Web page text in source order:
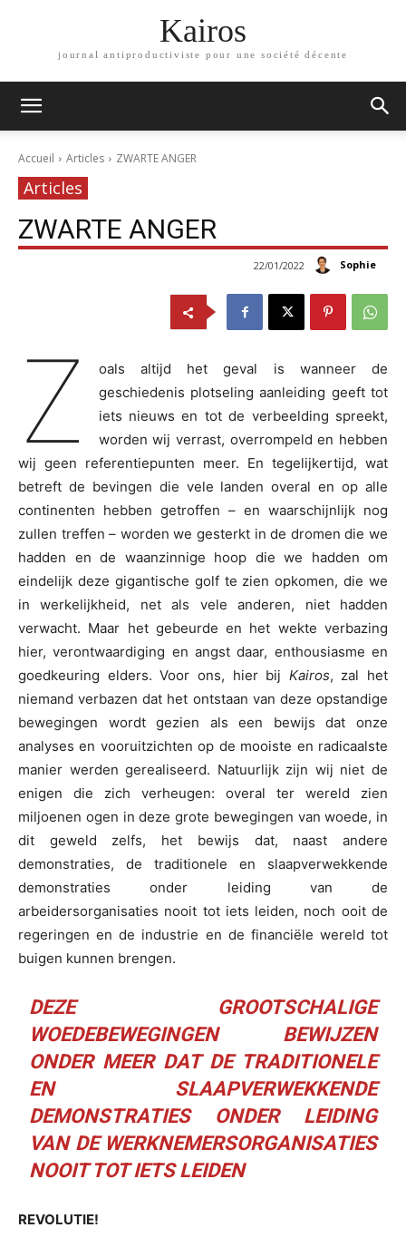
Kairos
journal antiproductiviste pour une société décente
Accueil Articles ZWARTE ANGER
Articles
ZWARTE ANGER
Sophie
22/01/2022
Z
oals altijd het geval is wanneer de
geschiedenis plotseling aanleiding geeft tot
iets nieuws en tot de verbeelding spreekt,
worden wij verrast, overrompeld en hebben
wij geen referentiepunten meer. En tegelijkertijd, wat
betreft de bevingen die vele landen overal en op alle
continenten hebben getroffen – en waarschijnlijk nog
zullen treffen – worden we gesterkt in de dromen die we
hadden en de waanzinnige hoop die we hadden om
eindelijk deze gigantische golf te zien opkomen, die we
in werkelijkheid, net als vele anderen, niet hadden
verwacht. Maar het gebeurde en het wekte verbazing
hier, verontwaardiging en angst daar, enthousiasme en
goedkeuring elders. Voor ons, hier bij Kairos, zal het
niemand verbazen dat het ontstaan van deze opstandige
bewegingen wordt gezien als een bewijs dat onze
analyses en vooruitzichten op de mooiste en radicaalste
manier werden gerealiseerd. Natuurlijk zijn wij niet de
enigen die zich verheugen: overal ter wereld zien
miljoenen ogen in deze grote bewegingen van woede, in
dit geweld zelfs, het bewijs dat, naast andere
demonstraties, de traditionele en slaapverwekkende
demonstraties onder leiding van de
arbeidersorganisaties nooit tot iets leiden, noch ooit de
regeringen en de industrie en de financiële wereld tot
buigen kunnen brengen.
DEZE GROOTSCHALIGE
WOEDEBEWEGINGEN BEWIJZEN
ONDER MEER DAT DE TRADITIONELE
EN SLAAPVERWEKKENDE
DEMONSTRATIES ONDER LEIDING
VAN DE WERKNEMERSORGANISATIES
NOOIT TOT IETS LEIDEN
REVOLUTIE!